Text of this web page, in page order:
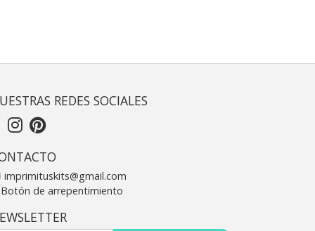
REDES SOCIALES
imprimituskits@gmail.com
Botón de arrepentimiento